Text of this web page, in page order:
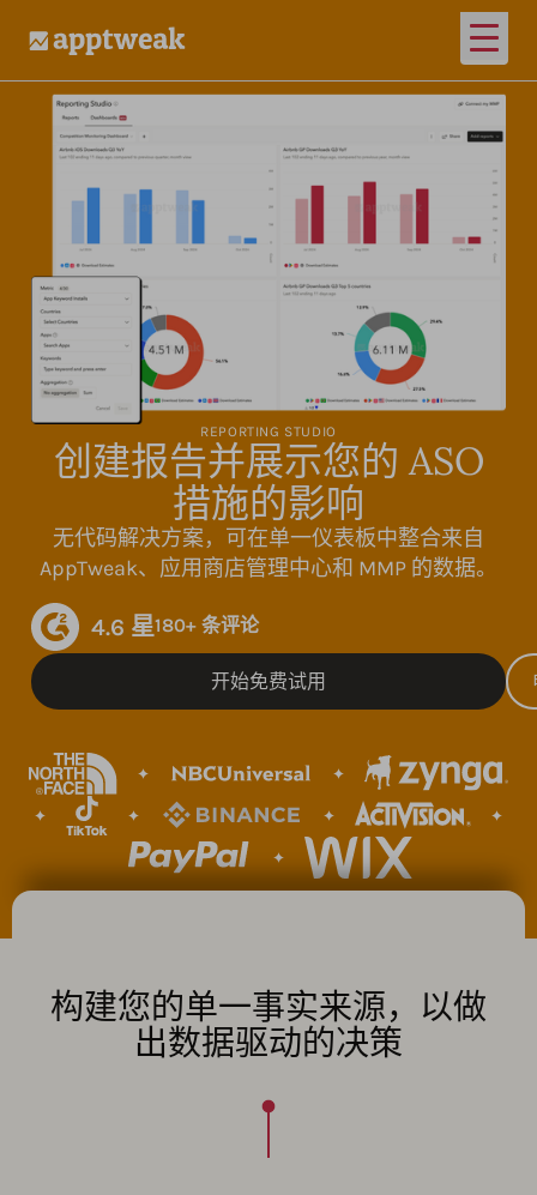
打开
REPORTING STUDIO
创建报告并展示您的 ASO
措施的影响
无代码解决方案，可在单一仪表板中整合来自
AppTweak、应用商店管理中心和 MMP 的数据。
4.6 星180+ 条评论
开始免费试用
构建您的单一事实来源，以做
出数据驱动的决策